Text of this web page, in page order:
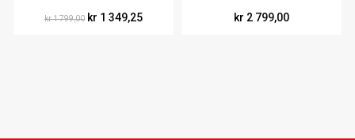
kr 1 799,00 kr 1 349,25
kr 2 799,00